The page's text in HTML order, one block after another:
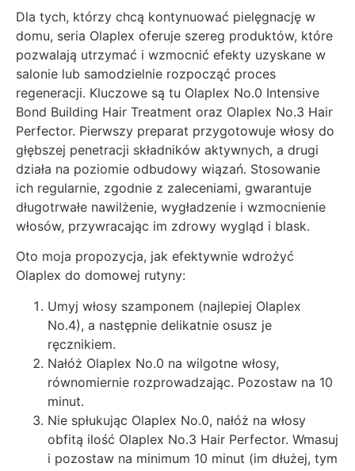
Dla tych, którzy chcą kontynuować pielęgnację w
domu, seria Olaplex oferuje szereg produktów, które
pozwalają utrzymać i wzmocnić efekty uzyskane w
salonie lub samodzielnie rozpocząć proces
regeneracji. Kluczowe są tu Olaplex No.0 Intensive
Bond Building Hair Treatment oraz Olaplex No.3 Hair
Perfector. Pierwszy preparat przygotowuje włosy do
głębszej penetracji składników aktywnych, a drugi
działa na poziomie odbudowy wiązań. Stosowanie
ich regularnie, zgodnie z zaleceniami, gwarantuje
długotrwałe nawilżenie, wygładzenie i wzmocnienie
włosów, przywracając im zdrowy wygląd i blask.
Oto moja propozycja, jak efektywnie wdrożyć
Olaplex do domowej rutyny:
Umyj włosy szamponem (najlepiej Olaplex
No.4), a następnie delikatnie osusz je
ręcznikiem.
Nałóż Olaplex No.0 na wilgotne włosy,
równomiernie rozprowadzając. Pozostaw na 10
minut.
Nie spłukując Olaplex No.0, nałóż na włosy
obfitą ilość Olaplex No.3 Hair Perfector. Wmasuj
i pozostaw na minimum 10 minut (im dłużej, tym